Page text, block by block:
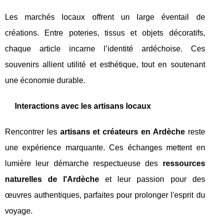
Les marchés locaux offrent un large éventail de
créations. Entre poteries, tissus et objets décoratifs,
chaque article incarne l’identité ardéchoise. Ces
souvenirs allient utilité et esthétique, tout en soutenant
une économie durable.
Interactions avec les artisans locaux
Rencontrer les artisans et créateurs en Ardèchereste
une expérience marquante. Ces échanges mettent en
lumière leur démarche respectueuse des ressources
naturelles de l'Ardèche et leur passion pour des
œuvres authentiques, parfaites pour prolonger l'esprit du
voyage.